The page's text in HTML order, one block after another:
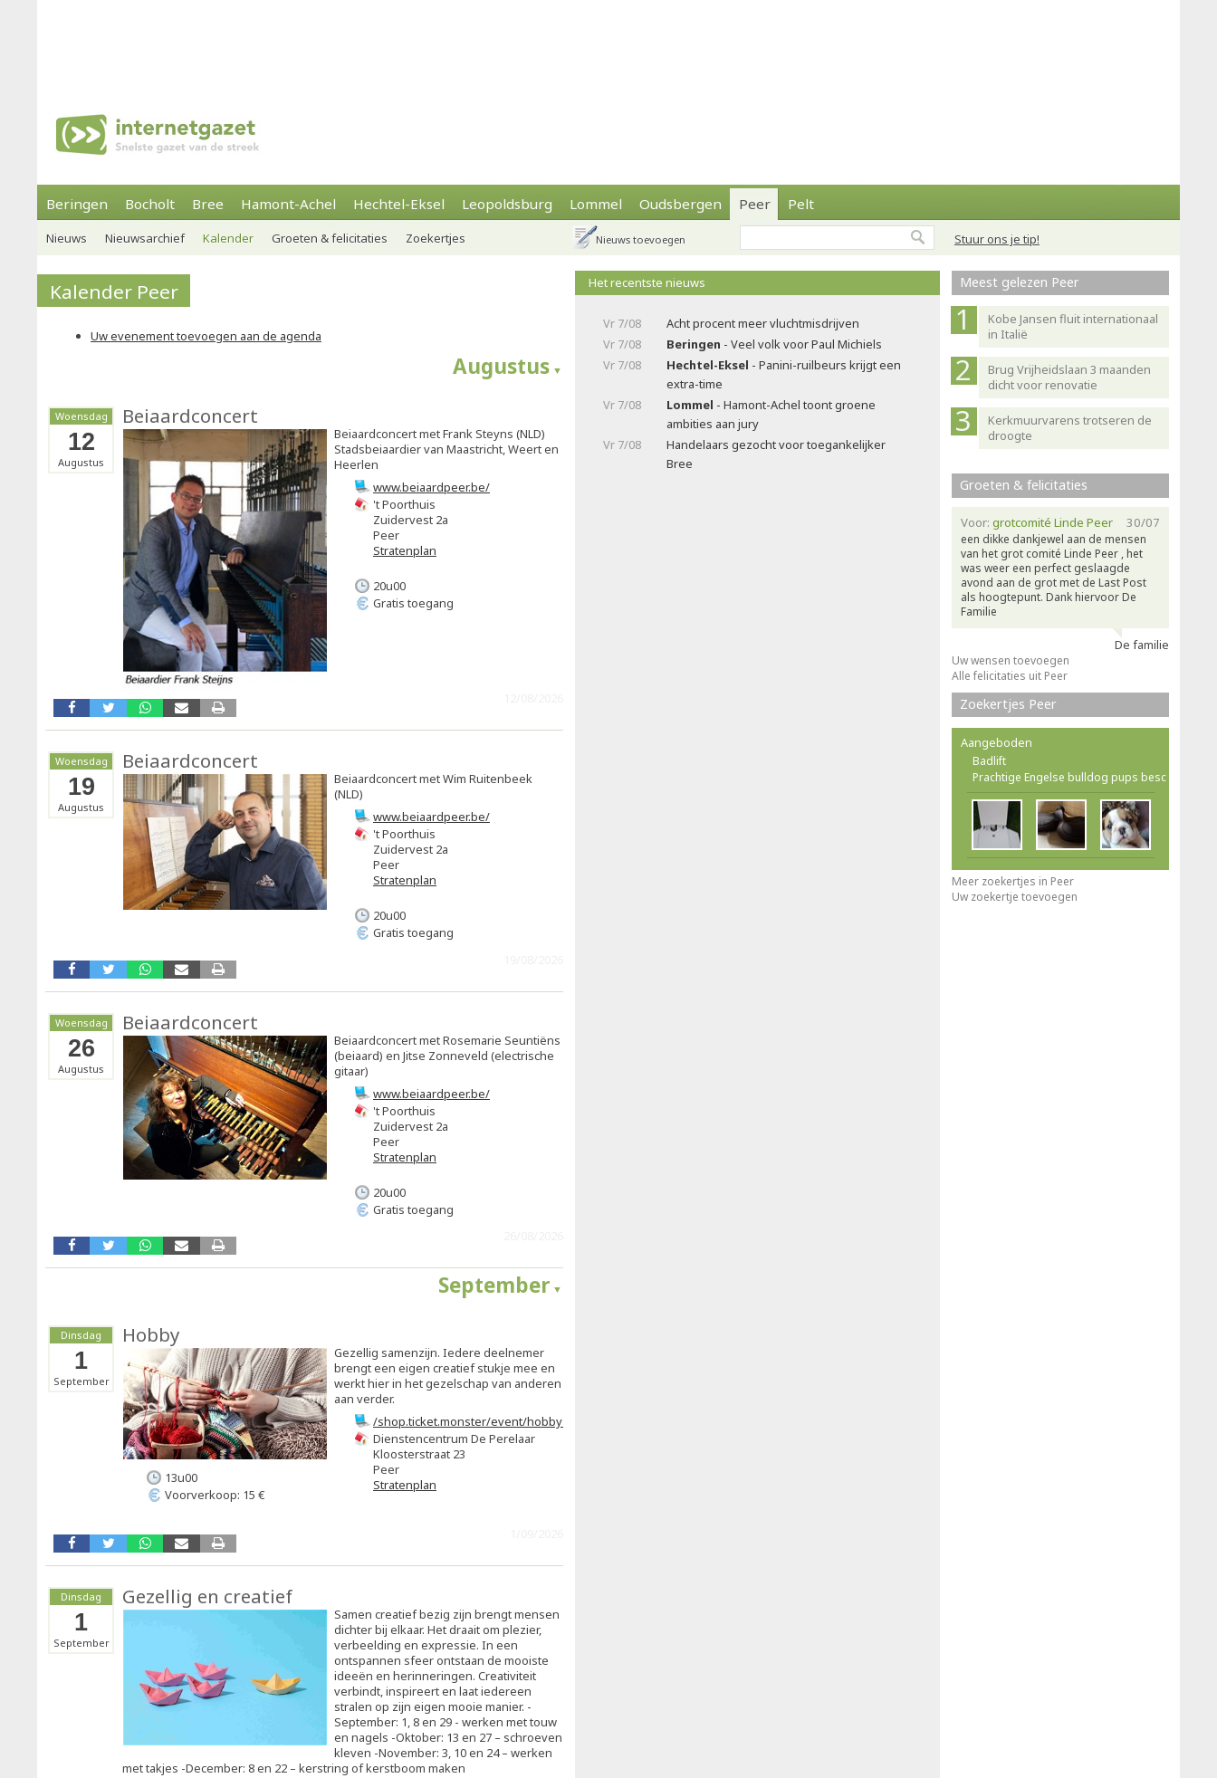
Beringen Bocholt Bree Hamont-Achel Hechtel-Eksel Leopoldsburg Lommel Oudsbergen Peer Pelt
Stuur ons je tip!
Nieuws Nieuwsarchief Kalender Groeten & felicitaties Zoekertjes Nieuws toevoegen
Kalender Peer
Uw evenement toevoegen aan de agenda
Augustus
Woensdag
12
Augustus
Beiaardconcert
Beiaardconcert met Frank Steyns (NLD)
Stadsbeiaardier van Maastricht, Weert en
Heerlen
www.beiaardpeer.be/
't Poorthuis
Zuidervest 2a
Peer
Stratenplan
20u00
Gratis toegang
Woensdag
19
Augustus
Beiaardconcert
Beiaardconcert met Wim Ruitenbeek
(NLD)
www.beiaardpeer.be/
't Poorthuis
Zuidervest 2a
Peer
Stratenplan
20u00
Gratis toegang
Woensdag
26
Augustus
Beiaardconcert
Beiaardconcert met Rosemarie Seuntiëns
(beiaard) en Jitse Zonneveld (electrische
gitaar)
www.beiaardpeer.be/
't Poorthuis
Zuidervest 2a
Peer
Stratenplan
20u00
Gratis toegang
September
Dinsdag
1
September
Hobby
Gezellig samenzijn. Iedere deelnemer
brengt een eigen creatief stukje mee en
werkt hier in het gezelschap van anderen
aan verder.
/shop.ticket.monster/event/hobby-
copy-059e36
Dienstencentrum De Perelaar
Kloosterstraat 23
Peer
Stratenplan
13u00
Voorverkoop: 15 €
Dinsdag
1
September
Gezellig en creatief
Samen creatief bezig zijn brengt mensen
dichter bij elkaar. Het draait om plezier,
verbeelding en expressie. In een
ontspannen sfeer ontstaan de mooiste
ideeën en herinneringen. Creativiteit
verbindt, inspireert en laat iedereen
stralen op zijn eigen mooie manier. -
September: 1, 8 en 29 - werken met touw
en nagels -Oktober: 13 en 27 – schroeven
kleven -November: 3, 10 en 24 – werken
met takjes -December: 8 en 22 – kerstring of kerstboom maken
Het recentste nieuws
Vr 7/08
Acht procent meer vluchtmisdrijven
Vr 7/08
Beringen - Veel volk voor Paul Michiels
Vr 7/08
Hechtel-Eksel - Panini-ruilbeurs krijgt een
extra-time
Vr 7/08
Lommel - Hamont-Achel toont groene
ambities aan jury
Vr 7/08
Handelaars gezocht voor toegankelijker
Bree
Meest gelezen Peer
Kobe Jansen fluit internationaal
in Italië
Brug Vrijheidslaan 3 maanden
dicht voor renovatie
Kerkmuurvarens trotseren de
droogte
Groeten & felicitaties
30/07
Voor: grotcomité Linde Peer
een dikke dankjewel aan de mensen
van het grot comité Linde Peer , het
was weer een perfect geslaagde
avond aan de grot met de Last Post
als hoogtepunt. Dank hiervoor De
Familie
De familie
Uw wensen toevoegen
Alle felicitaties uit Peer
Zoekertjes Peer
Aangeboden
Badlift
Prachtige Engelse bulldog pups besc
Meer zoekertjes in Peer
Uw zoekertje toevoegen